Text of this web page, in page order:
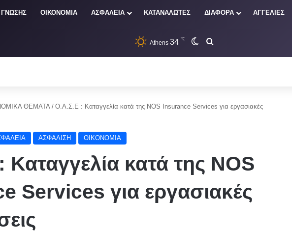
ΓΝΩΣΗΣ ΟΙΚΟΝΟΜΙΑ ΑΣΦΑΛΕΙΑ ΚΑΤΑΝΑΛΩΤΕΣ ΔΙΑΦΟΡΑ ΑΓΓΕΛΙΕΣ
Athens 34 ℃ Switch skin
ΘΕΜΑΤΑ / Ο.Α.Σ.Ε : Καταγγελία κατά της NOS Insurance Services για εργασιακές
ΑΣΦΑΛΙΣΗ ΟΙΚΟΝΟΜΙΑ
κατά της NOS
Services για εργασιακές